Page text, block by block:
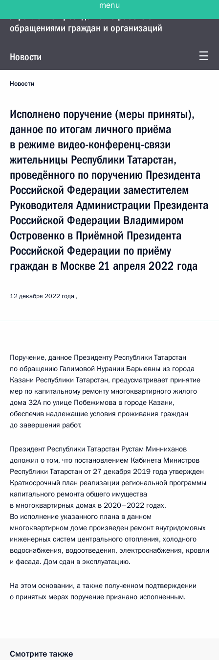
обращениями граждан и организаций
Новости
Новости
Исполнено поручение (меры приняты),
данное по итогам личного приёма
в режиме видео-конференц-связи
жительницы Республики Татарстан,
проведённого по поручению Президента
Российской Федерации заместителем
Руководителя Администрации Президента
Российской Федерации Владимиром
Островенко в Приёмной Президента
Российской Федерации по приёму
граждан в Москве 21 апреля 2022 года
12 декабря 2022 года
Поручение, данное Президенту Республики Татарстан
по обращению Галимовой Нурании Барыевны из города
Казани Республики Татарстан, предусматривает принятие
мер по капитальному ремонту многоквартирного жилого
дома 32А по улице Побежимова в городе Казани,
обеспечив надлежащие условия проживания граждан
до завершения работ.
Президент Республики Татарстан Рустам Минниханов
доложил о том, что постановлением Кабинета Министров
Республики Татарстан от 27 декабря 2019 года утвержден
Краткосрочный план реализации региональной программы
капитального ремонта общего имущества
в многоквартирных домах в 2020–2022 годах.
Во исполнение указанного плана в данном
многоквартирном доме произведен ремонт внутридомовых
инженерных систем центрального отопления, холодного
водоснабжения, водоотведения, электроснабжения, кровли
и фасада. Дом сдан в эксплуатацию.
На этом основании, а также полученном подтверждении
о принятых мерах поручение признано исполненным.
Смотрите также